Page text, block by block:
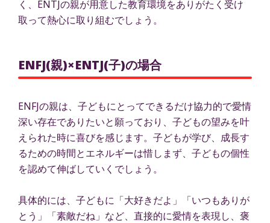
く、ENTJの親が用意した教育環境をありがたく受け
取って熱心に取り組むでしょう。
ENFJ(親)×ENTJ(子)の場合
ENFJの親は、子どもにとってできるだけ協力的で愛情
深い存在でありたいと願っており、子どもの望みを叶
えられた時に喜びを感じます。子どもが学び、成長す
るための時間とエネルギーは惜しまず、子どもの個性
を認めて伸ばしていくでしょう。
具体的には、子どもに「大好きだよ」「いつもありが
とう」「素敵だね」など、直接的に愛情を表現し、褒